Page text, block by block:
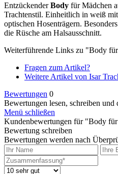
EntzückenderBody für Mädchen
Trachtenstil. Einheitlich in weiß
optischen Hosenträgern.
die Rüsche am Halsausschnitt.
Weiterführende Links zu "Body
Fragen zum Artikel?
Weitere Artikel von Isar
Bewertungen 0
Bewertungen lesen, schreiben und
Menü schließen
Kundenbewertungen für "Body
Bewertung schreiben
Bewertungen werden nach